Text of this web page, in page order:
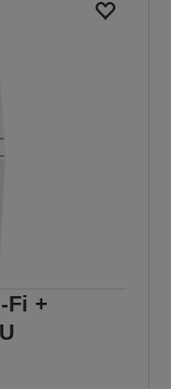
Fi +